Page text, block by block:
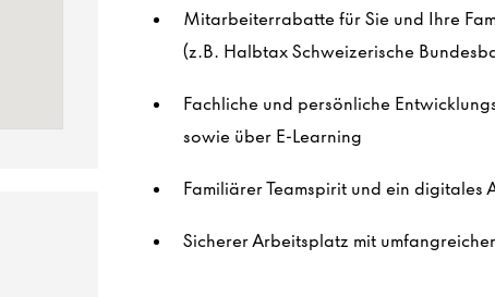
Mitarbeiterrabatte für Sie und Ihre
(z.B. Halbtax Schweizerische
Fachliche und persönliche E
sowie über E-Learning
FamiliärerTeamspiritund ein digitales
SichererArbeitsplatz mit